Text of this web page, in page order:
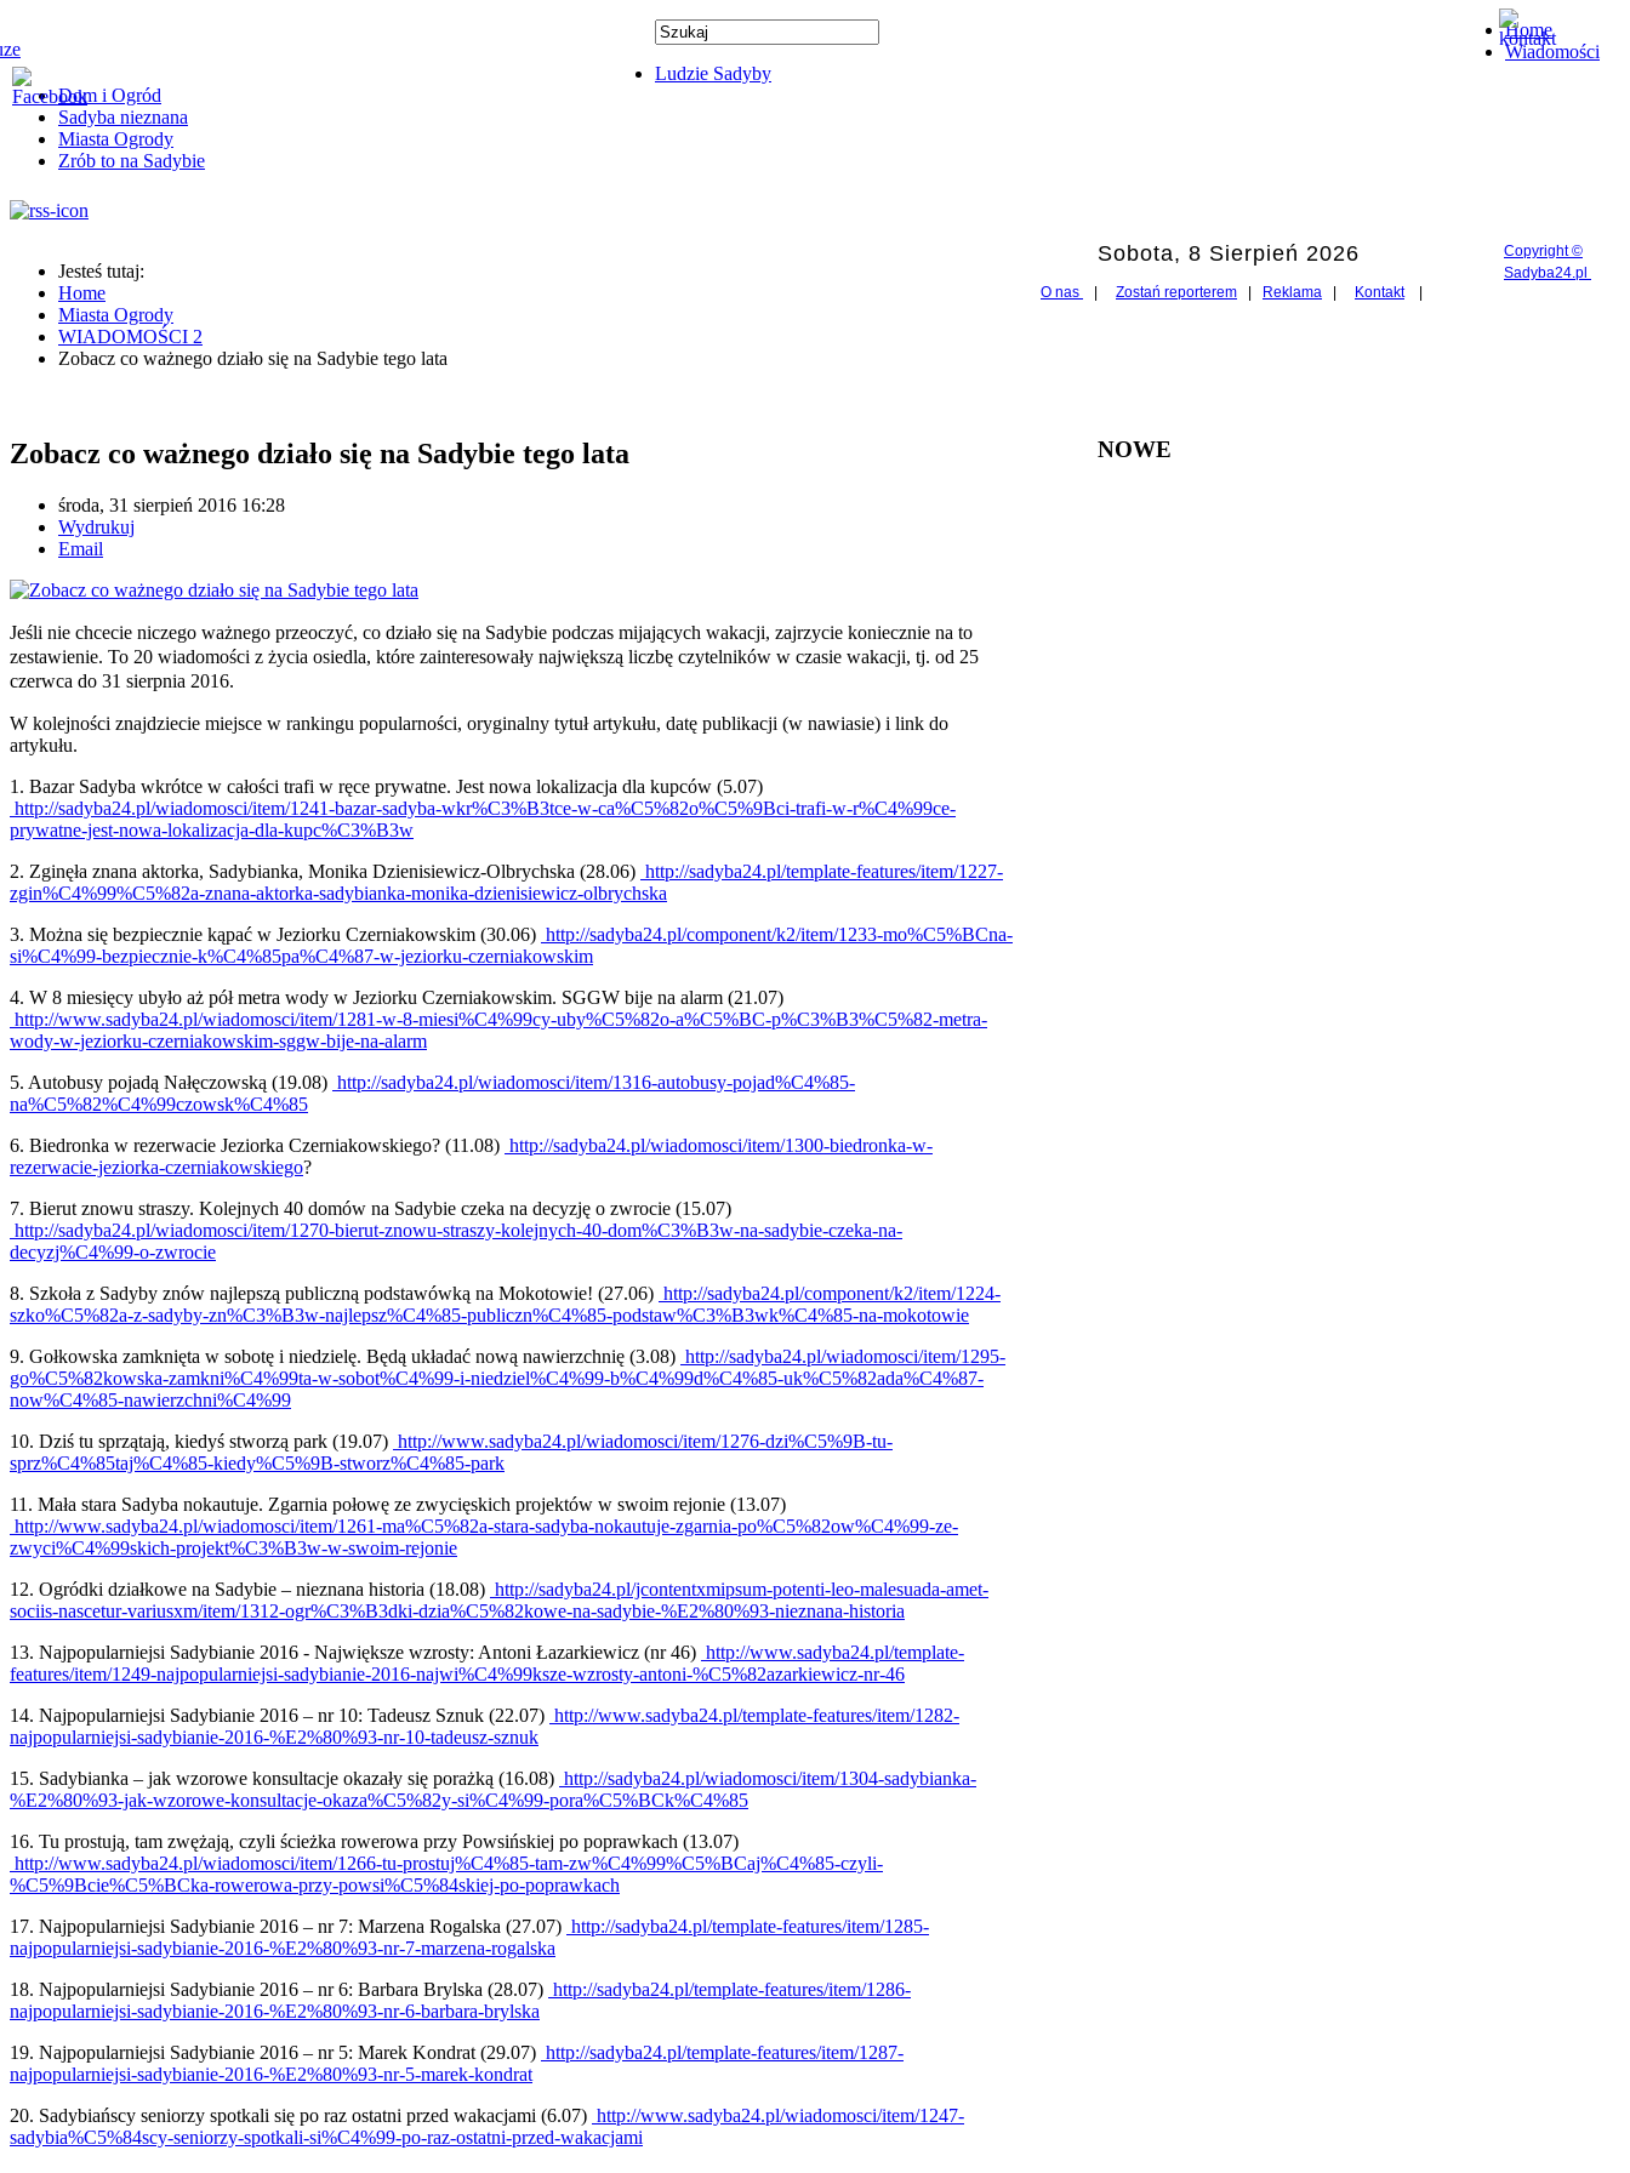
Home
Wiadomości
Ludzie Sadyby
Dom i Ogród
Sadyba nieznana
Miasta Ogrody
Zrób to na Sadybie
Jesteś tutaj:
Home
Miasta Ogrody
WIADOMOŚCI 2
Zobacz co ważnego działo się na Sadybie tego lata
Sobota, 8 Sierpień 2026
Zobacz co ważnego działo się na Sadybie tego lata
środa, 31 sierpień 2016 16:28
Wydrukuj
Email
Jeśli nie chcecie niczego ważnego przeoczyć, co działo się na Sadybie podczas mijających wakacji, zajrzycie koniecznie na to
zestawienie. To 20 wiadomości z życia osiedla, które zainteresowały największą liczbę czytelników w czasie wakacji, tj. od 25
czerwca do 31 sierpnia 2016.
W kolejności znajdziecie miejsce w rankingu popularności, oryginalny tytuł artykułu, datę publikacji (w nawiasie) i link do
artykułu.
1. Bazar Sadyba wkrótce w całości trafi w ręce prywatne. Jest nowa lokalizacja dla kupców (5.07)
http://sadyba24.pl/wiadomosci/item/1241-bazar-sadyba-wkr%C3%B3tce-w-ca%C5%82o%C5%9Bci-trafi-w-r%C4%99ce-
prywatne-jest-nowa-lokalizacja-dla-kupc%C3%B3w
2. Zginęła znana aktorka, Sadybianka, Monika Dzienisiewicz-Olbrychska (28.06) http://sadyba24.pl/template-features/item/1227-
zgin%C4%99%C5%82a-znana-aktorka-sadybianka-monika-dzienisiewicz-olbrychska
3. Można się bezpiecznie kąpać w Jeziorku Czerniakowskim (30.06) http://sadyba24.pl/component/k2/item/1233-mo%C5%BCna-
si%C4%99-bezpiecznie-k%C4%85pa%C4%87-w-jeziorku-czerniakowskim
4. W 8 miesięcy ubyło aż pół metra wody w Jeziorku Czerniakowskim. SGGW bije na alarm (21.07)
http://www.sadyba24.pl/wiadomosci/item/1281-w-8-miesi%C4%99cy-uby%C5%82o-a%C5%BC-p%C3%B3%C5%82-metra-
wody-w-jeziorku-czerniakowskim-sggw-bije-na-alarm
5. Autobusy pojadą Nałęczowską (19.08) http://sadyba24.pl/wiadomosci/item/1316-autobusy-pojad%C4%85-
na%C5%82%C4%99czowsk%C4%85
6. Biedronka w rezerwacie Jeziorka Czerniakowskiego? (11.08) http://sadyba24.pl/wiadomosci/item/1300-biedronka-w-
rezerwacie-jeziorka-czerniakowskiego?
7. Bierut znowu straszy. Kolejnych 40 domów na Sadybie czeka na decyzję o zwrocie (15.07)
http://sadyba24.pl/wiadomosci/item/1270-bierut-znowu-straszy-kolejnych-40-dom%C3%B3w-na-sadybie-czeka-na-
decyzj%C4%99-o-zwrocie
8. Szkoła z Sadyby znów najlepszą publiczną podstawówką na Mokotowie! (27.06) http://sadyba24.pl/component/k2/item/1224-
szko%C5%82a-z-sadyby-zn%C3%B3w-najlepsz%C4%85-publiczn%C4%85-podstaw%C3%B3wk%C4%85-na-mokotowie
9. Gołkowska zamknięta w sobotę i niedzielę. Będą układać nową nawierzchnię (3.08) http://sadyba24.pl/wiadomosci/item/1295-
go%C5%82kowska-zamkni%C4%99ta-w-sobot%C4%99-i-niedziel%C4%99-b%C4%99d%C4%85-uk%C5%82ada%C4%87-
now%C4%85-nawierzchni%C4%99
10. Dziś tu sprzątają, kiedyś stworzą park (19.07) http://www.sadyba24.pl/wiadomosci/item/1276-dzi%C5%9B-tu-
sprz%C4%85taj%C4%85-kiedy%C5%9B-stworz%C4%85-park
11. Mała stara Sadyba nokautuje. Zgarnia połowę ze zwycięskich projektów w swoim rejonie (13.07)
http://www.sadyba24.pl/wiadomosci/item/1261-ma%C5%82a-stara-sadyba-nokautuje-zgarnia-po%C5%82ow%C4%99-ze-
zwyci%C4%99skich-projekt%C3%B3w-w-swoim-rejonie
12. Ogródki działkowe na Sadybie – nieznana historia (18.08) http://sadyba24.pl/jcontentxmipsum-potenti-leo-malesuada-amet-
sociis-nascetur-variusxm/item/1312-ogr%C3%B3dki-dzia%C5%82kowe-na-sadybie-%E2%80%93-nieznana-historia
13. Najpopularniejsi Sadybianie 2016 - Największe wzrosty: Antoni Łazarkiewicz (nr 46) http://www.sadyba24.pl/template-
features/item/1249-najpopularniejsi-sadybianie-2016-najwi%C4%99ksze-wzrosty-antoni-%C5%82azarkiewicz-nr-46
14. Najpopularniejsi Sadybianie 2016 – nr 10: Tadeusz Sznuk (22.07) http://www.sadyba24.pl/template-features/item/1282-
najpopularniejsi-sadybianie-2016-%E2%80%93-nr-10-tadeusz-sznuk
15. Sadybianka – jak wzorowe konsultacje okazały się porażką (16.08) http://sadyba24.pl/wiadomosci/item/1304-sadybianka-
%E2%80%93-jak-wzorowe-konsultacje-okaza%C5%82y-si%C4%99-pora%C5%BCk%C4%85
16. Tu prostują, tam zwężają, czyli ścieżka rowerowa przy Powsińskiej po poprawkach (13.07)
http://www.sadyba24.pl/wiadomosci/item/1266-tu-prostuj%C4%85-tam-zw%C4%99%C5%BCaj%C4%85-czyli-
%C5%9Bcie%C5%BCka-rowerowa-przy-powsi%C5%84skiej-po-poprawkach
17. Najpopularniejsi Sadybianie 2016 – nr 7: Marzena Rogalska (27.07) http://sadyba24.pl/template-features/item/1285-
najpopularniejsi-sadybianie-2016-%E2%80%93-nr-7-marzena-rogalska
18. Najpopularniejsi Sadybianie 2016 – nr 6: Barbara Brylska (28.07) http://sadyba24.pl/template-features/item/1286-
najpopularniejsi-sadybianie-2016-%E2%80%93-nr-6-barbara-brylska
19. Najpopularniejsi Sadybianie 2016 – nr 5: Marek Kondrat (29.07) http://sadyba24.pl/template-features/item/1287-
najpopularniejsi-sadybianie-2016-%E2%80%93-nr-5-marek-kondrat
20. Sadybiańscy seniorzy spotkali się po raz ostatni przed wakacjami (6.07) http://www.sadyba24.pl/wiadomosci/item/1247-
sadybia%C5%84scy-seniorzy-spotkali-si%C4%99-po-raz-ostatni-przed-wakacjami
NOWE
Copyright ©
Sadyba24.pl
O nas
Zostań reporterem Reklama Kontakt|